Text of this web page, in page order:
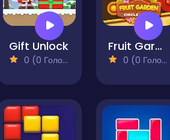
Gift Unlock
0 (0 Голосів)
Fruit Garden - Circle Merge
0 (0 Голосів)